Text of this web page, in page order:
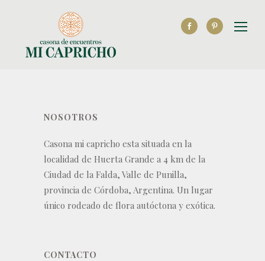
NOSOTROS
Casona mi capricho esta situada en la
localidad de Huerta Grande a 4 km de la
Ciudad de la Falda, Valle de Punilla,
provincia de Córdoba, Argentina. Un lugar
único rodeado de flora autóctona y exótica.
CONTACTO